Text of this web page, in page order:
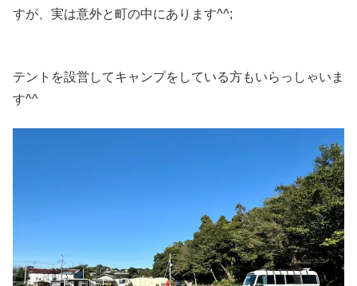
すが、実は意外と町の中にあります^^;
テントを設営してキャンプをしている方もいらっしゃいま
す^^